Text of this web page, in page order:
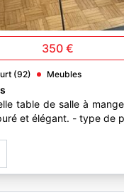
350 €
(92) Meubles
table de salle à
et élégant. - type de